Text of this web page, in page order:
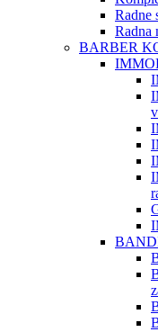
Radne
Radna
BARBER